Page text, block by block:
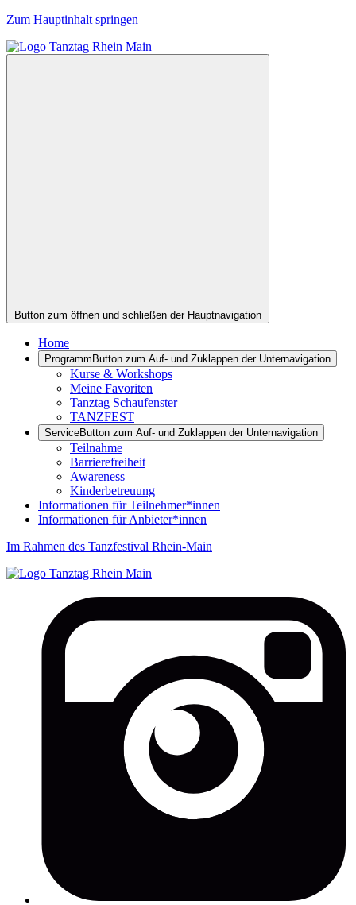
Zum Hauptinhalt springen
Button zum öffnen und schließen der Hauptnavigation
Home
Programm Button zum Auf- und Zuklappen der Unternavigation
Kurse & Workshops
Meine Favoriten
Tanztag Schaufenster
TANZFEST
ServiceButton zum Auf- und Zuklappen der Unternavigation
Teilnahme
Barrierefreiheit
Awareness
Kinderbetreuung
Informationen für Teilnehmer*innen
Informationen für Anbieter*innen
Im Rahmen des Tanzfestival Rhein-Main